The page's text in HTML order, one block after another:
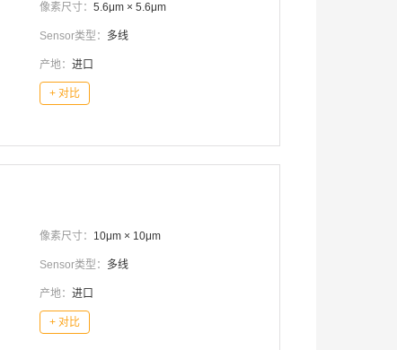
像素尺寸： 5.6μm × 5.6μm
Sensor类型： 多线
产地： 进口
+ 对比
像素尺寸： 10μm × 10μm
Sensor类型： 多线
产地： 进口
+ 对比